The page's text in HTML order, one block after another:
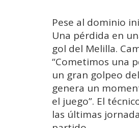
Pese al dominio
Una pérdida en
gol del Melilla.
“Cometimos una
un gran golpeo
genera un
el juego”. El
las últimas